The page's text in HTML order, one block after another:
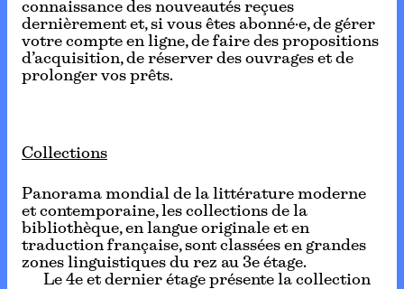
connaissance des nouveautés reçues
dernièrement et, si vous êtes abonné·e, de gérer
votre compte en ligne, de faire des propositions
d’acquisition, de réserver des ouvrages et de
prolonger vos prêts.
Collections
Panorama mondial de la littérature moderne
et contemporaine, les collections de la
bibliothèque, en langue originale et en
traduction française, sont classées en grandes
zones linguistiques du rez au 3e étage.
Le 4e et dernier étage présente la collection